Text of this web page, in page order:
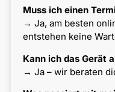
Muss ich einen
→ Ja, am besten
entstehen keine
Kann ich das Gerät
→ Ja – wir beraten